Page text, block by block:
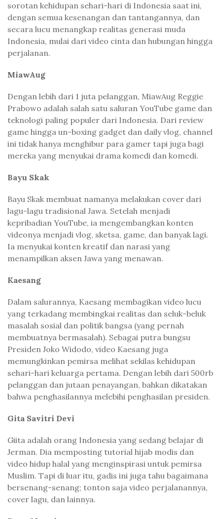
sorotan kehidupan sehari-hari di Indonesia saat ini,
dengan semua kesenangan dan tantangannya, dan
secara lucu menangkap realitas generasi muda
Indonesia, mulai dari video cinta dan hubungan hingga
perjalanan.
MiawAug
Dengan lebih dari 1 juta pelanggan, MiawAug Reggie
Prabowo adalah salah satu saluran YouTube game dan
teknologi paling populer dari Indonesia. Dari review
game hingga un-boxing gadget dan daily vlog, channel
ini tidak hanya menghibur para gamer tapi juga bagi
mereka yang menyukai drama komedi dan komedi.
Bayu Skak
Bayu Skak membuat namanya melakukan cover dari
lagu-lagu tradisional Jawa. Setelah menjadi
kepribadian YouTube, ia mengembangkan konten
videonya menjadi vlog, sketsa, game, dan banyak lagi.
Ia menyukai konten kreatif dan narasi yang
menampilkan aksen Jawa yang menawan.
Kaesang
Dalam salurannya, Kaesang membagikan video lucu
yang terkadang membingkai realitas dan seluk-beluk
masalah sosial dan politik bangsa (yang pernah
membuatnya bermasalah). Sebagai putra bungsu
Presiden Joko Widodo, video Kaesang juga
memungkinkan pemirsa melihat sekilas kehidupan
sehari-hari keluarga pertama. Dengan lebih dari 500rb
pelanggan dan jutaan penayangan, bahkan dikatakan
bahwa penghasilannya melebihi penghasilan presiden.
Gita Savitri Devi
Giita adalah orang Indonesia yang sedang belajar di
Jerman. Dia memposting tutorial hijab modis dan
video hidup halal yang menginspirasi untuk pemirsa
Muslim. Tapi di luar itu, gadis ini juga tahu bagaimana
bersenang-senang; tonton saja video perjalanannya,
cover lagu, dan lainnya.